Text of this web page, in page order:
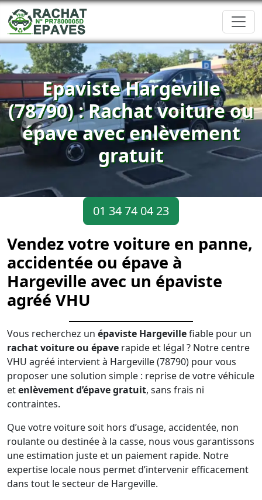
Epaviste Hargeville
(78790) : Rachat voiture ou
épave avec enlèvement
gratuit
01 34 74 04 23
Vendez votre voiture en panne,
accidentée ou épave à
Hargeville avec un épaviste
agréé VHU
Vous recherchez un épaviste Hargevillefiable pour un
rachat voiture ou épave rapide et légal ? Notre centre
VHU agréé intervient à Hargeville (78790) pour vous
proposer une solution simple : reprise de votre véhicule
etenlèvement d’épave gratuit, sans frais ni
contraintes.
Que votre voiture soit hors d’usage, accidentée, non
roulante ou destinée à la casse, nous vous garantissons
une estimation juste et un paiement rapide. Notre
expertise locale nous permet d’intervenir efficacement
dans tout le secteur de Hargeville.